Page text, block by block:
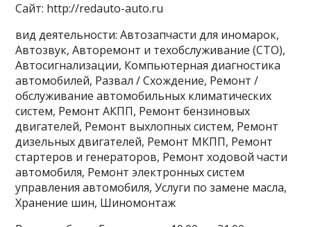
Сайт: http://redauto-auto.ru
вид деятельности: Автозапчасти для иномарок,
Автозвук, Авторемонт и техобслуживание (СТО),
Автосигнализации, Компьютерная диагностика
автомобилей, Развал / Схождение, Ремонт /
обслуживание автомобильных климатических
систем, Ремонт АКПП, Ремонт бензиновых
двигателей, Ремонт выхлопных систем, Ремонт
дизельных двигателей, Ремонт МКПП, Ремонт
стартеров и генераторов, Ремонт ходовой части
автомобиля, Ремонт электронных систем
управления автомобиля, Услуги по замене масла,
Хранение шин, Шиномонтаж